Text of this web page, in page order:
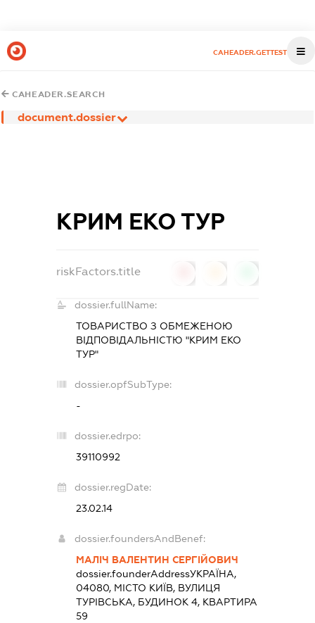
CAHEADER.GETTEST
CAHEADER.SEARCH
document.dossier
КРИМ ЕКО ТУР
riskFactors.title
dossier.fullName:
ТОВАРИСТВО З ОБМЕЖЕНОЮ
ВІДПОВІДАЛЬНІСТЮ "КРИМ ЕКО
ТУР"
dossier.opfSubType:
-
dossier.edrpo:
39110992
dossier.regDate:
23.02.14
dossier.foundersAndBenef:
МАЛІЧ ВАЛЕНТИН СЕРГІЙОВИЧ
dossier.founderAddressУКРАЇНА,
04080, МІСТО КИЇВ, ВУЛИЦЯ
ТУРІВСЬКА, БУДИНОК 4, КВАРТИРА
59